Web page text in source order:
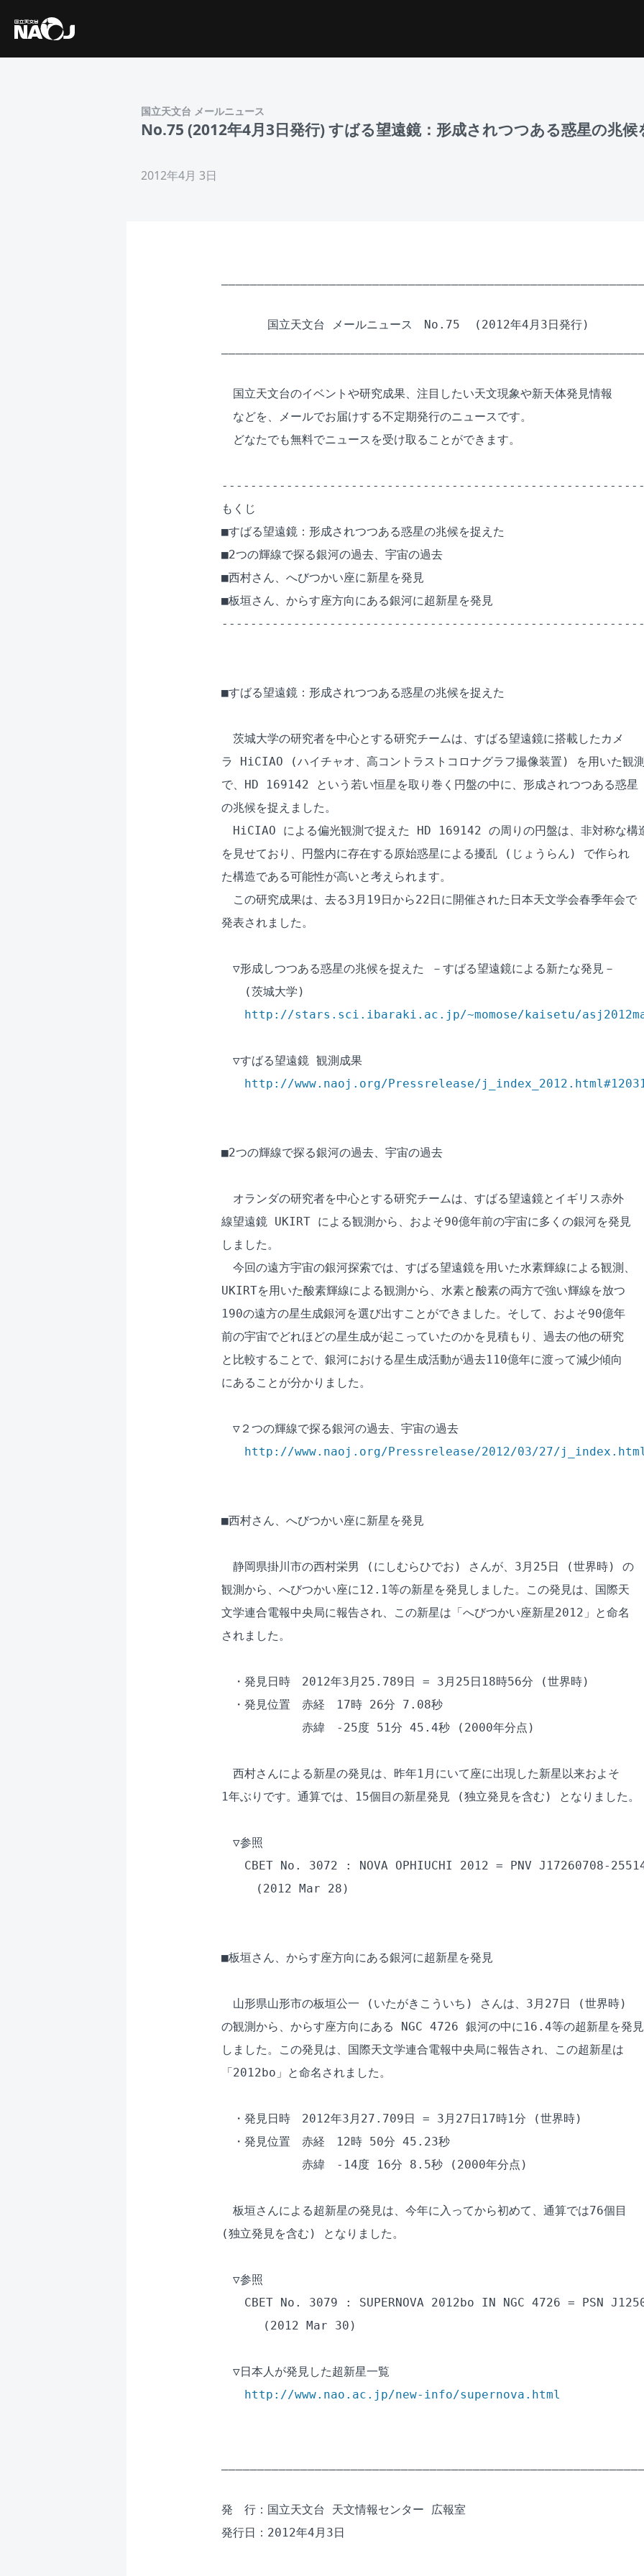
国立天文台 メールニュース
No.75 (2012年4月3日発行) すばる望遠鏡：形成されつつある惑星の兆
2012年4月 3日
国立天文台 メールニュース　No.75  (2012年4月3日発行)
国立天文台のイベントや研究成果、注目したい天文現象や新天体発見情報
などを、メールでお届けする不定期発行のニュースです。
どなたでも無料でニュースを受け取ることができます。
もくじ
■すばる望遠鏡：形成されつつある惑星の兆候を捉えた
■2つの輝線で探る銀河の過去、宇宙の過去
■西村さん、へびつかい座に新星を発見
■板垣さん、からす座方向にある銀河に超新星を発見
■すばる望遠鏡：形成されつつある惑星の兆候を捉えた
茨城大学の研究者を中心とする研究チームは、すばる望遠鏡に搭載したカメ
ラ HiCIAO (ハイチャオ、高コントラストコロナグラフ撮像装置) を用いた観
で、HD 169142 という若い恒星を取り巻く円盤の中に、形成されつつある惑星
の兆候を捉えました。
HiCIAO による偏光観測で捉えた HD 169142 の周りの円盤は、非対称な構
を見せており、円盤内に存在する原始惑星による擾乱 (じょうらん) で作られ
た構造である可能性が高いと考えられます。
この研究成果は、去る3月19日から22日に開催された日本天文学会春季年会で
発表されました。
▽形成しつつある惑星の兆候を捉えた －すばる望遠鏡による新たな発見－
(茨城大学)
http://stars.sci.ibaraki.ac.jp/~momose/kaisetu/
▽すばる望遠鏡 観測成果
http://www.naoj.org/Pressrelease/
■2つの輝線で探る銀河の過去、宇宙の過去
オランダの研究者を中心とする研究チームは、すばる望遠鏡とイギリス赤外
線望遠鏡 UKIRT による観測から、およそ90億年前の宇宙に多くの銀河を発見
しました。
今回の遠方宇宙の銀河探索では、すばる望遠鏡を用いた水素輝線による観測、
UKIRTを用いた酸素輝線による観測から、水素と酸素の両方で強い輝線を放つ
190の遠方の星生成銀河を選び出すことができました。そして、およそ90億年
前の宇宙でどれほどの星生成が起こっていたのかを見積もり、過去の他の研究
と比較することで、銀河における星生成活動が過去110億年に渡って減少傾向
にあることが分かりました。
▽２つの輝線で探る銀河の過去、宇宙の過去
http://www.naoj.org/Pressrelease/2012/03/27/
■西村さん、へびつかい座に新星を発見
静岡県掛川市の西村栄男 (にしむらひでお) さんが、3月25日 (世界時) の
観測から、へびつかい座に12.1等の新星を発見しました。この発見は、国際天
文学連合電報中央局に報告され、この新星は「へびつかい座新星2012」と命名
されました。
・発見日時　2012年3月25.789日 = 3月25日18時56分 (世界時)
・発見位置　赤経　17時 26分 7.08秒
赤緯　-25度 51分 45.4秒 (2000年分点)
西村さんによる新星の発見は、昨年1月にいて座に出現した新星以来およそ
1年ぶりです。通算では、15個目の新星発見 (独立発見を含む) となりました。
▽参照
CBET No. 3072 : NOVA OPHIUCHI 2012 = PNV J17260708-
(2012 Mar 28)
■板垣さん、からす座方向にある銀河に超新星を発見
山形県山形市の板垣公一 (いたがきこういち) さんは、3月27日 (世界時)
の観測から、からす座方向にある NGC 4726 銀河の中に16.4等の超新星を発見
しました。この発見は、国際天文学連合電報中央局に報告され、この超新星は
「2012bo」と命名されました。
・発見日時　2012年3月27.709日 = 3月27日17時1分 (世界時)
・発見位置　赤経　12時 50分 45.23秒
赤緯　-14度 16分 8.5秒 (2000年分点)
板垣さんによる超新星の発見は、今年に入ってから初めて、通算では76個目
(独立発見を含む) となりました。
▽参照
CBET No. 3079 : SUPERNOVA 2012bo IN NGC 4726 = PSN
(2012 Mar 30)
▽日本人が発見した超新星一覧
http://www.nao.ac.jp/new-info/supernova.html
発　行：国立天文台 天文情報センター 広報室
発行日：2012年4月3日